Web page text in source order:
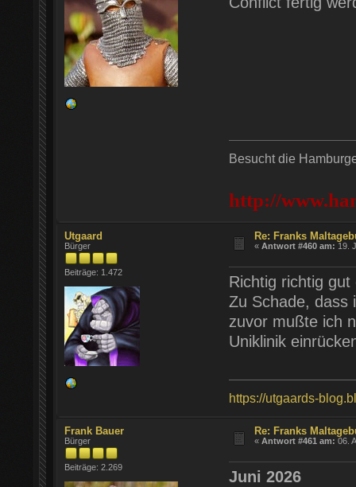
Besucht die
http://
Utgaard
Bürger
Beiträge: 1.472
Re: Franks
«Antwort #460 am: 19.
Richtig richtig gut
Zu Schade, dass
zuvor mußte ich
Uniklinik
https://utgaards-
Frank Bauer
Bürger
Beiträge: 2.269
Re: Franks
«Antwort #461 am: 06.
Juni 2026